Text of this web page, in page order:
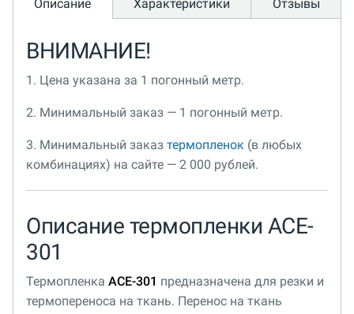
Описание Характеристики Отзывы
ВНИМАНИЕ!
1. Цена указана за 1 погонный метр.
2. Минимальный заказ — 1 погонный метр.
3. Минимальный заказ термопленок (в любых
комбинациях) на сайте — 2 000 рублей.
Описание термопленки ACE-
301
Термопленка ACE-301 предназначена для резки и
термопереноса на ткань. Перенос на ткань